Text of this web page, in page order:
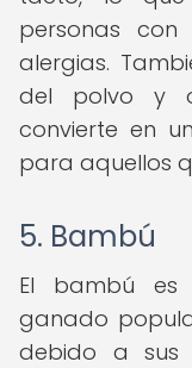
personas
alergias.
del polvo y
convierte en
para aquellos
5. Bambú
El bambú
ganado
debido a sus